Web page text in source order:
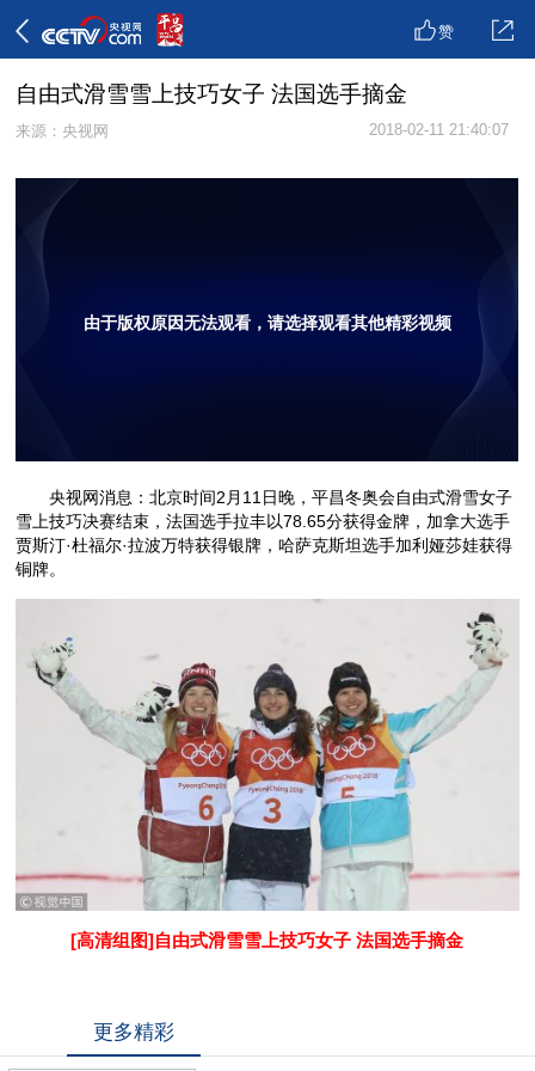
赞
自由式滑雪雪上技巧女子 法国选手摘金
来源：央视网 2018-02-11 21:40:07
由于版权原因无法观看，请选择观看其他精彩视频
央视网消息：北京时间2月11日晚，平昌冬奥会自由式滑雪女子
雪上技巧决赛结束，法国选手拉丰以78.65分获得金牌，加拿大选手
贾斯汀·杜福尔·拉波万特获得银牌，哈萨克斯坦选手加利娅莎娃获得
铜牌。
[高清组图]自由式滑雪雪上技巧女子 法国选手摘金
更多精彩